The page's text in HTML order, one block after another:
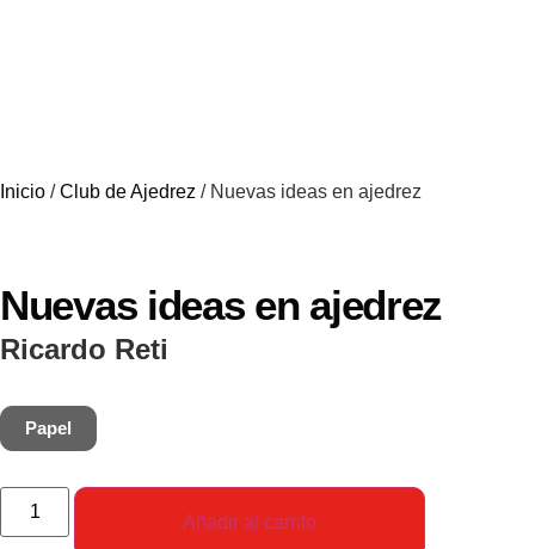
Inicio /Club de Ajedrez / Nuevas ideas en ajedrez
Nuevas ideas en ajedrez
Ricardo Reti
Papel
Añadir al carrito